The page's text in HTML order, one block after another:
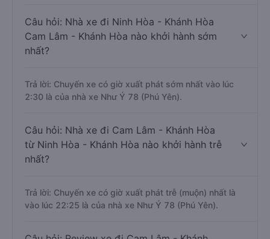
Câu hỏi: Nhà xe đi Ninh Hòa - Khánh Hòa
Cam Lâm - Khánh Hòa nào khởi hành sớm
nhất?
Trả lời: Chuyến xe có giờ xuất phát sớm nhất vào lúc
2:30 là của nhà xe Như Ý 78 (Phú Yên).
Câu hỏi: Nhà xe đi Cam Lâm - Khánh Hòa
từ Ninh Hòa - Khánh Hòa nào khởi hành trễ
nhất?
Trả lời: Chuyến xe có giờ xuất phát trễ (muộn) nhất là
vào lúc 22:25 là của nhà xe Như Ý 78 (Phú Yên).